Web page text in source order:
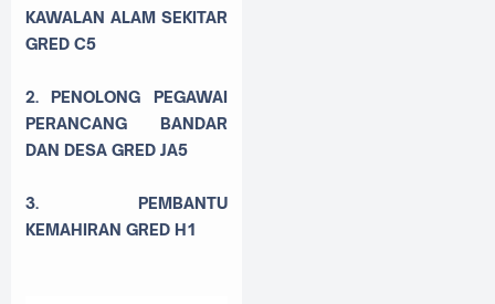
KAWALAN ALAM SEKITAR
GRED C5
2. PENOLONG PEGAWAI
PERANCANG BANDAR
DAN DESA GRED JA5
3. PEMBANTU
KEMAHIRAN GRED H1